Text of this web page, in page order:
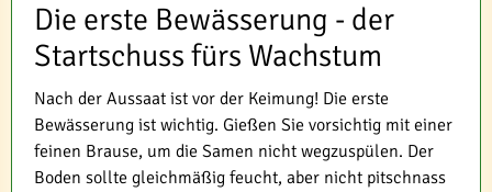
Die erste Bewässerung - der
Startschuss fürs Wachstum
Nach der Aussaat ist vor der Keimung! Die erste
Bewässerung ist wichtig. Gießen Sie vorsichtig mit einer
feinen Brause, um die Samen nicht wegzuspülen. Der
Boden sollte gleichmäßig feucht, aber nicht pitschnass